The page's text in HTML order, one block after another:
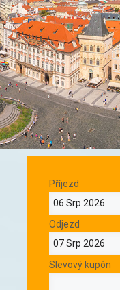
Příjezd
Odjezd
Slevový kupón